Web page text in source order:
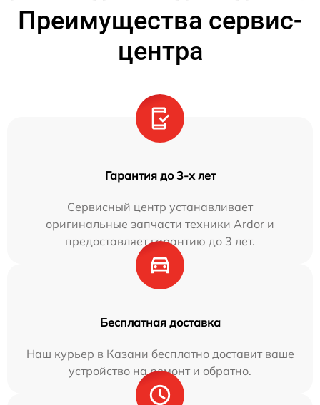
Преимущества сервис-
центра
Гарантия до 3-х лет
Сервисный центр устанавливает
оригинальные запчасти техники Ardor и
предоставляет гарантию до 3 лет.
Бесплатная доставка
Наш курьер в Казани бесплатно доставит ваше
устройство на ремонт и обратно.